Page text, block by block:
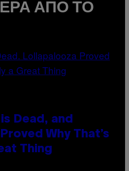
ΑΠΌ ΤΟ
Dead, and
Why That’s
Thing